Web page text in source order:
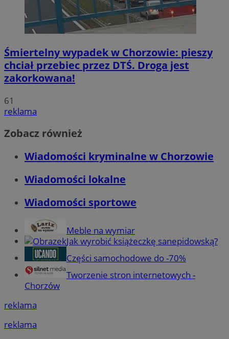
Śmiertelny wypadek w Chorzowie: pieszy
chciał przebiec przez DTŚ. Droga jest
zakorkowana!
61
reklama
Zobacz również
Wiadomości kryminalne w Chorzowie
Wiadomości lokalne
Wiadomości sportowe
Meble na wymiar
Jak wyrobić książeczkę sanepidowską?
Części samochodowe do -70%
Tworzenie stron internetowych -
Chorzów
reklama
reklama